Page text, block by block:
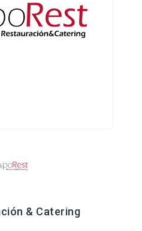
& Catering